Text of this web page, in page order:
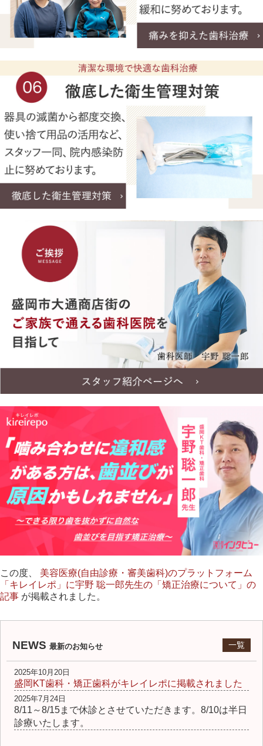
この度、 美容医療(自由診療・審美歯科)のプラットフォーム
「キレイレポ」に宇野 聡一郎先生の「矯正治療について」の
記事 が掲載されました。
NEWS 最新のお知らせ 一覧
2025年10月20日
盛岡KT歯科・矯正歯科がキレイレポに掲載されました
2025年7月24日
8/11～8/15まで休診とさせていただきます。8/10は半日
診療いたします。